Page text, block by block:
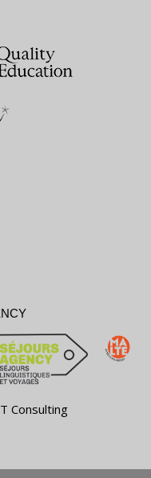
Consulting